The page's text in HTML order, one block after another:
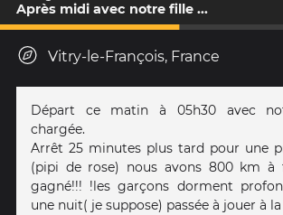
Après midi avec notre fille ...
Vitry-le-François, France
Départ ce matin à 05h30 avec
chargée.
Arrêt 25 minutes plus tard pour une
(pipi de rose) nous avons 800 km à
gagné!!! !les garçons dorment
une nuit( je suppose) passée à jouer à la